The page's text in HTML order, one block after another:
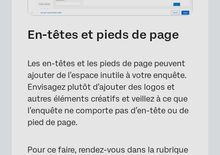
×
En-têtes et pieds de page
Les en-têtes et les pieds de page peuvent
ajouter de l’espace inutile à votre enquête.
Envisagez plutôt d’ajouter des logos et
autres éléments créatifs et veillez à ce que
l’enquête ne comporte pas d’en-tête ou de
pied de page.
Pour ce faire, rendez-vous dans la rubrique